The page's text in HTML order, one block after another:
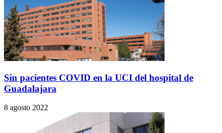
Sin pacientes COVID en la UCI del hospital de
Guadalajara
8 agosto 2022